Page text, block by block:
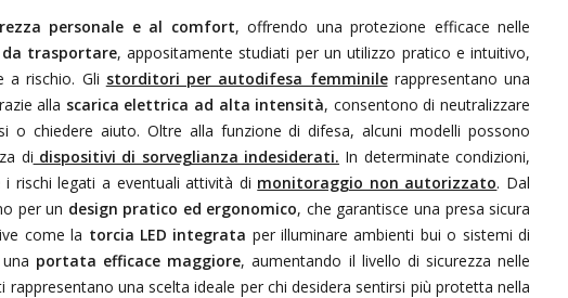
personale e al comfort, offrendo una protezione efficace nelle
trasportare, appositamente studiati per un utilizzo pratico e intuitivo,
a rischio. Gli storditori per autodifesa femminilerappresentano una
alla scarica elettrica ad alta intensità, consentono di neutralizzare
o chiedere aiuto. Oltre alla funzione di difesa, alcuni modelli possono
di dispositivi di sorveglianza indesiderati. In determinate condizioni,
rischi legati a eventuali attività di monitoraggio non autorizzato. Dal
per un design pratico ed ergonomico, che garantisce una presa sicura
come la torcia LED integrata per illuminare ambienti bui o sistemi di
portata efficace maggiore, aumentando il livello di sicurezza nelle
una scelta ideale per chi desidera sentirsi più protetta nella